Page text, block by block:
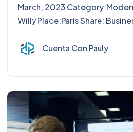
March, 2023
Willy Place:Paris Share:
Cuenta Con Pauly